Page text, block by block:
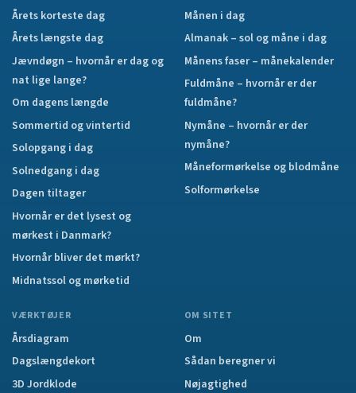
Årets korteste dag
Årets længste dag
Jævndøgn – hvornår er dag og
nat lige lange?
Om dagens længde
Sommertid og vintertid
Solopgang i dag
Solnedgang i dag
Dagen tiltager
Hvornår er det lysest og
mørkest i Danmark?
Hvornår bliver det mørkt?
Midnatssol og mørketid
Månen i dag
Almanak – sol og måne i dag
Månens faser – månekalender
Fuldmåne – hvornår er der
fuldmåne?
Nymåne – hvornår er der
nymåne?
Måneformørkelse og blodmåne
Solformørkelse
VÆRKTØJER
Årsdiagram
Dagslængdekort
3D Jordklode
OM SITET
Om
Sådan beregner vi
Nøjagtighed